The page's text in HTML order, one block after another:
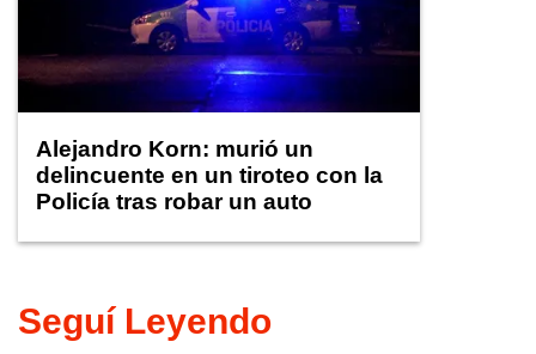
Alejandro Korn: murió un
delincuente en un tiroteo con la
Policía tras robar un auto
Seguí Leyendo